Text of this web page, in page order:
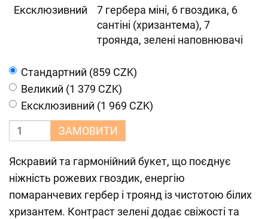
Ексклюзивний
7 гербера міні, 6 гвоздика, 6
сантіні (хризантема), 7
троянда, зелені наповнювачі
Cтандартний (859 CZK)
Великий (1 379 CZK)
Ексклюзивний (1 969 CZK)
ЗАМОВИТИ
Яскравий та гармонійний букет, що поєднує
ніжність рожевих гвоздик, енергію
помаранчевих гербер і троянд із чистотою білих
хризантем. Контраст зелені додає свіжості та